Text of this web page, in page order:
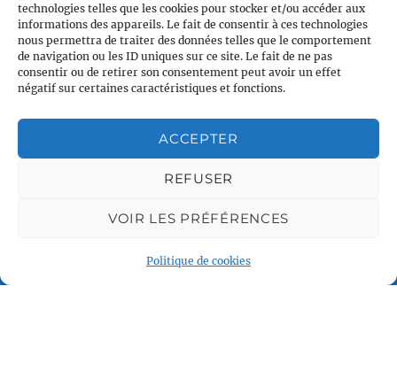
technologies telles que les cookies pour stocker et/ou accéder aux
informations des appareils. Le fait de consentir à ces technologies
nous permettra de traiter des données telles que le comportement
de navigation ou les ID uniques sur ce site. Le fait de ne pas
consentir ou de retirer son consentement peut avoir un effet
négatif sur certaines caractéristiques et fonctions.
ACCEPTER
REFUSER
VOIR LES PRÉFÉRENCES
Politique de cookies
Plan du site
Croisières en voilier